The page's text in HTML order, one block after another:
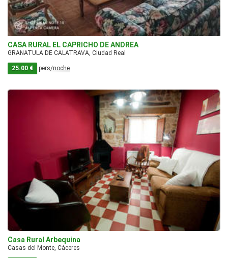
CASA RURAL EL CAPRICHO DE ANDREA
GRANATULA DE CALATRAVA, Ciudad Real
25.00 € pers/noche
Casa Rural Arbequina
Casas del Monte, Cáceres